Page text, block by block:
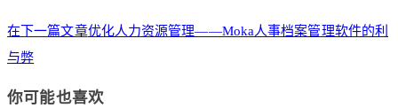
在下一篇文章优化人力资源管理——Moka人事档案管理软件的利
与弊
你可能也喜欢